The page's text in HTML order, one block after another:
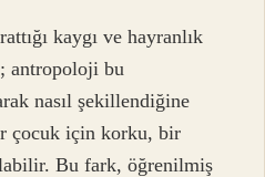
kaygı ve hayranlık
antropoloji bu
nasıl şekillendiğine
çocuk için korku, bir
Bu fark, öğrenilmiş